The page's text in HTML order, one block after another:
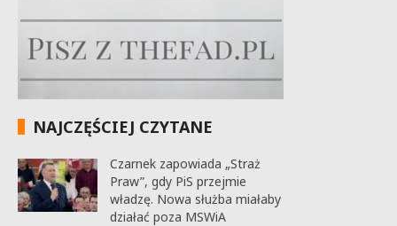
NAJCZĘŚCIEJ CZYTANE
Czarnek zapowiada „Straż
Praw”, gdy PiS przejmie
władzę. Nowa służba miałaby
działać poza MSWiA